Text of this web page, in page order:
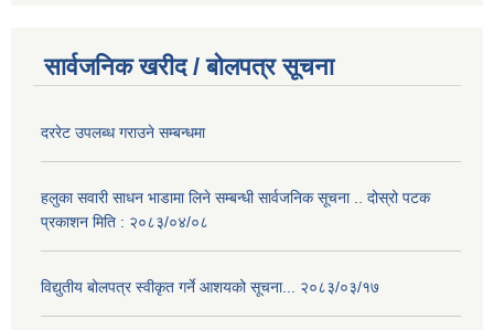
सार्वजनिक खरीद / बोलपत्र सूचना
दररेट उपलब्ध गराउने सम्बन्धमा
हलुका सवारी साधन भाडामा लिने सम्बन्धी सार्वजनिक सूचना .. दोस्रो पटक
प्रकाशन मिति : २०८३/०४/०८
विद्युतीय बोलपत्र स्वीकृत गर्ने आशयको सूचना... २०८३/०३/१७